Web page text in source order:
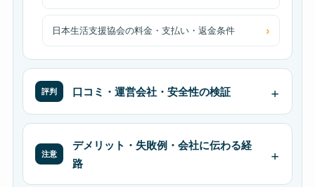
日本生活支援協会の料金・支払い・返金条件
評判 口コミ・運営会社・安全性の検証
注意
デメリット・失敗例・会社に伝わる経
路